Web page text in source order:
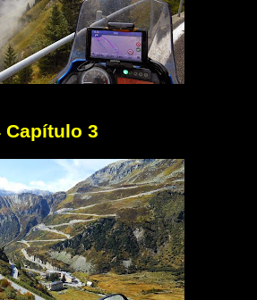
Capítulo 3